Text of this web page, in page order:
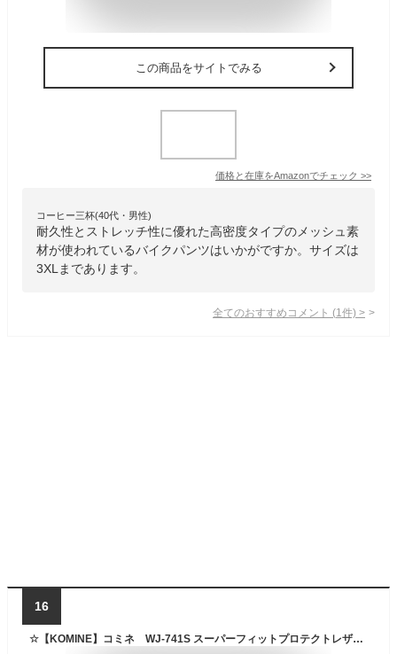
この商品をサイトでみる
価格と在庫をAmazonでチェック >>
コーヒー三杯(40代・男性)
耐久性とストレッチ性に優れた高密度タイプのメッシュ素
材が使われているバイクパンツはいかがですか。サイズは
3XLまであります。
全てのおすすめコメント (1 件) >
16
☆【KOMINE】コミネ WJ-741S スーパーフィットプロテクトレザーメッシュジーンズデニム ニーガード パンツ 春夏【smtb-k】 【バイク用品】